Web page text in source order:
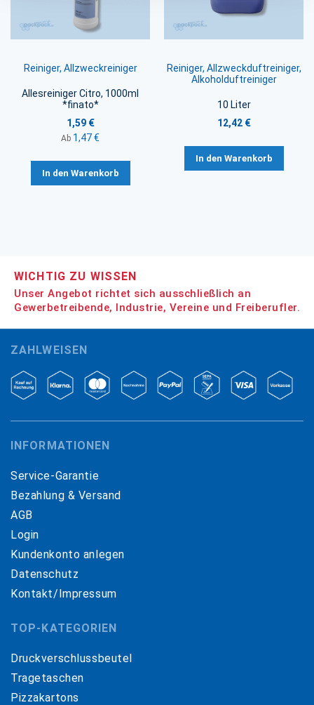
Reiniger, Allzweckreiniger
Allesreiniger Citro, 1000ml
*finato*
1,59 €
Ab 1,47 €
In den Warenkorb
Reiniger, Allzweckduftreiniger,
Alkoholduftreiniger
10 Liter
12,42 €
In den Warenkorb
WICHTIG ZU WISSEN
Unser Angebot richtet sich ausschließlich an
Gewerbetreibende, Industrie, Vereine und Freiberufler.
ZAHLWEISEN
INFORMATIONEN
Service-Garantie
Bezahlung & Versand
AGB
Login
Kundenkonto anlegen
Datenschutz
Kontakt/Impressum
TOP-KATEGORIEN
Druckverschlussbeutel
Tragetaschen
Pizzakartons